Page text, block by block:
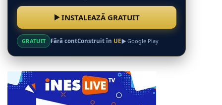
INSTALEAZĂ GRATUIT
GRATUIT Fără contConstruit în UE Google Play